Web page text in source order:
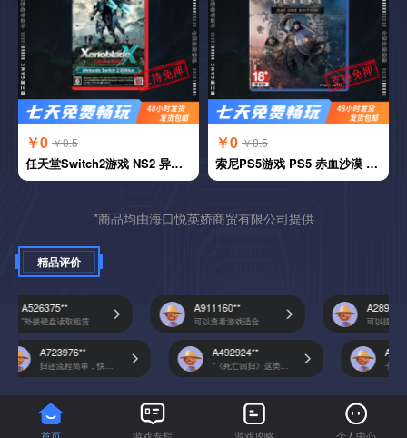
￥0 ￥0.5
任天堂Switch2游戏 NS2 异度之刃x 中文
￥0 ￥0.5
索尼PS5游戏 PS5 赤血沙漠 中文
*商品均由海口悦英娇商贸有限公司提供
精品评价
A526375**
"外接硬盘读取租赁...
A911160**
可以查看游戏适合...
A289235**
可以提前预约
A723976**
归还流程简单，快...
A492924**
"《死亡回归》这类... 卡带清洁